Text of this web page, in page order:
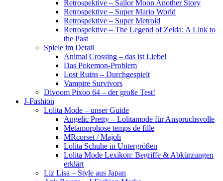
Retrospektive – Sailor Moon Another Story
Retrospektive – Super Mario World
Retrospektive – Super Metroid
Retrospektive – The Legend of Zelda: A Link to
the Past
Spiele im Detail
Animal Crossing – das ist Liebe!
Das Pokemon-Problem
Lost Ruins – Durchgespielt
Vampire Survivors
Divoom Pixoo 64 – der große Test!
J-Fashion
Lolita Mode – unser Guide
Angelic Pretty – Lolitamode für Anspruchsvolle
Metamorphose temps de fille
MRcorset / Majoh
Lolita Schuhe in Untergrößen
Lolita Mode Lexikon: Begriffe & Abkürzungen
erklärt
Liz Lisa – Style aus Japan